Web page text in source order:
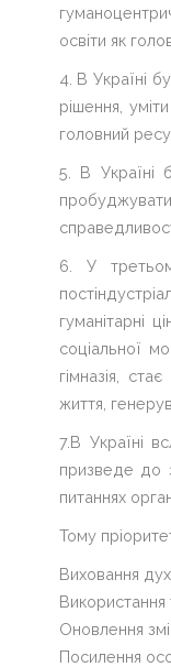
освіти як
4. В Україні
рішення,
головний
5. В Україні
6. У
гуманітарні
соціальної
гімназія,
життя,
7.В Україні
призведе до
питаннях
Тому
Виховання
Використання
Оновлення
Посилення